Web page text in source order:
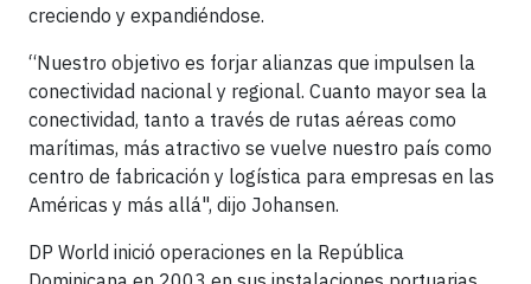
creciendo y expandiéndose.
“Nuestro objetivo es forjar alianzas que impulsen la
conectividad nacional y regional. Cuanto mayor sea la
conectividad, tanto a través de rutas aéreas como
marítimas, más atractivo se vuelve nuestro país como
centro de fabricación y logística para empresas en las
Américas y más allá", dijo Johansen.
DP World inició operaciones en la República